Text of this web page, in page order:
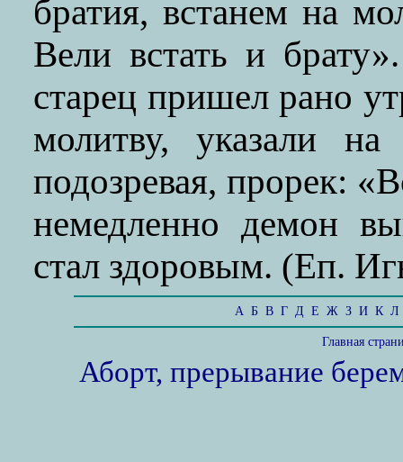
братия, встанем на
Вели встать и
старец пришел рано
молитву, указали
подозревая, прорек:
немедленно демон
стал здоровым. (Еп.
А Б В Г Д Е Ж З И К Л
Главная
Аборт, прерывание